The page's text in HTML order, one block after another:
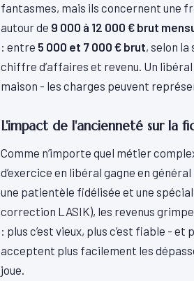
fantasmes, mais ils concernent une
autour de 9 000 à 12 000 € brut
: entre 5 000 et 7 000 € brut, selon
chiffre d’affaires et revenu. Un libéral
maison - les charges peuvent
L'impact de l'ancienneté sur la
Comme n’importe quel métier
d’exercice en libéral gagne en
une patientèle fidélisée et une
correction LASIK), les revenus
: plus c’est vieux, plus c’est fiable -
acceptent plus facilement les
joue.